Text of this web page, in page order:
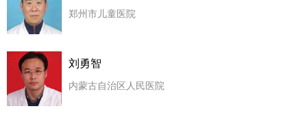
郑州市儿童医院
刘勇智
内蒙古自治区人民医院